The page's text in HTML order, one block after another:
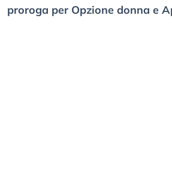
proroga per Opzione donna e